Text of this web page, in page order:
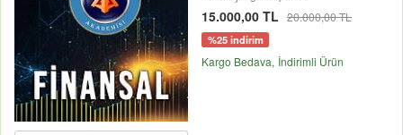
15.000,00 TL 20.000,00 TL
%25 indirim
Kargo Bedava İndirimli Ürün